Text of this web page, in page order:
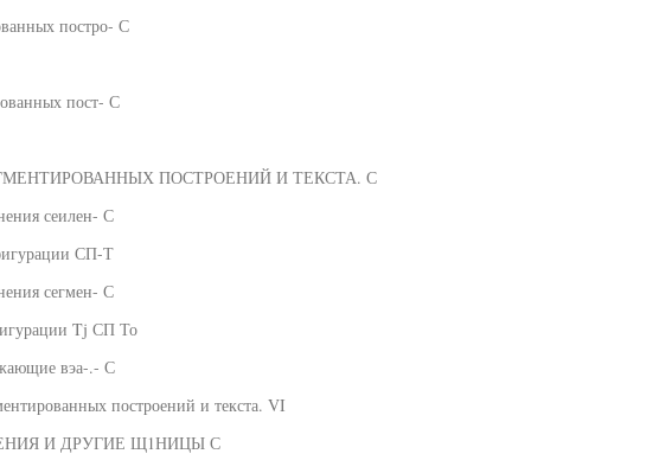
постро- С
пост- С
ПОСТРОЕНИЙ И ТЕКСТА. С
сеилен- С
СП-Т
сегмен- С
Tj СП То
вэа-.- С
построений и текста. VI
И ДРУГИЕ Щ1НИЦЫ С